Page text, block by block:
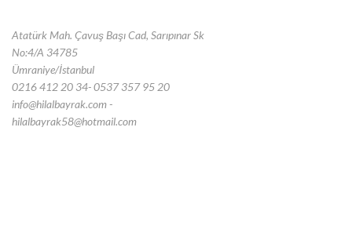
Atatürk Mah. Çavuş Başı Cad, Sarıpınar Sk
No:4/A 34785
Ümraniye/İstanbul
0216 412 20 34- 0537 357 95 20
info@hilalbayrak.com -
hilalbayrak58@hotmail.com